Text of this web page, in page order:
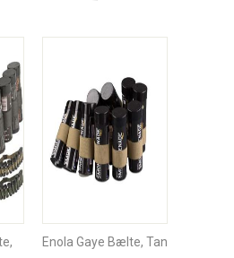
Enola Gaye Bælte, Tan